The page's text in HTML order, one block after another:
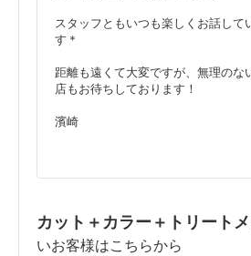
スタッフともいつも楽しくお話して
す＊
距離も遠くて大変ですが、無理のな
店もお待ちしております！
濱崎
カット＋カラー＋トリート
いお客様はこちらから